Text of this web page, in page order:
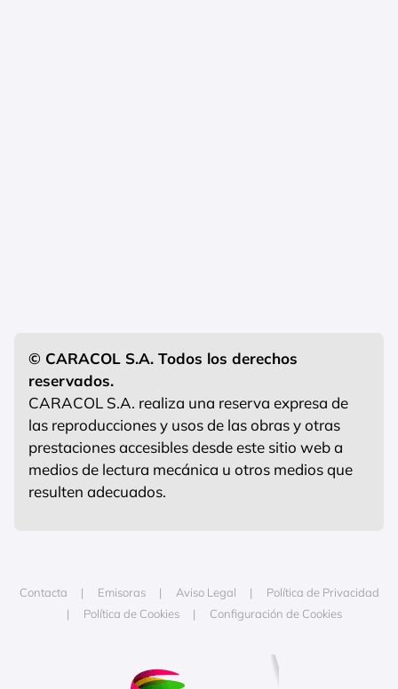
© CARACOL S.A. Todos los derechos
reservados.
CARACOL S.A. realiza una reserva expresa de
las reproducciones y usos de las obras y otras
prestaciones accesibles desde este sitio web a
medios de lectura mecánica u otros medios que
resulten adecuados.
Contacta Emisoras Aviso Legal
Política de Privacidad
Política de Cookies
Configuración de Cookies